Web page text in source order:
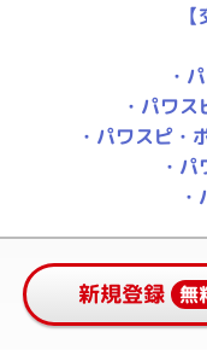
・
・パワ
・パワスピ・
・
新規登録 無